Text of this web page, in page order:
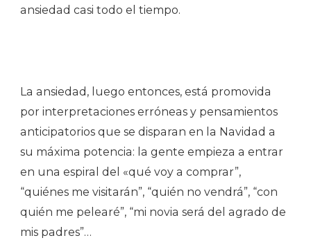
ansiedad casi todo el tiempo.
La ansiedad, luego entonces, está promovida
por interpretaciones erróneas y pensamientos
anticipatorios que se disparan en la Navidad a
su máxima potencia: la gente empieza a entrar
en una espiral del «qué voy a comprar”,
“quiénes me visitarán”, “quién no vendrá”, “con
quién me pelearé”, “mi novia será del agrado de
mis padres”…